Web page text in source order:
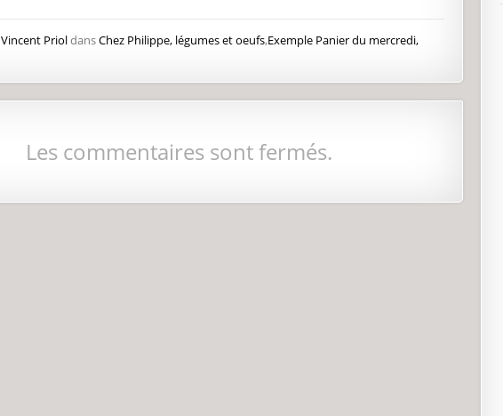
Vincent PrioldansChez Philippe, légumes et oeufs,Exemple Panier du mercredi,
Les commentaires sont fermés.